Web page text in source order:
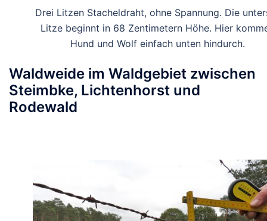
Drei Litzen Stacheldraht, ohne Spannung. Die
Litze beginnt in 68 Zentimetern Höhe. Hier
Hund und Wolf einfach unten hindurch.
Waldweide im Waldgebiet zwischen
Steimbke, Lichtenhorst und
Rodewald